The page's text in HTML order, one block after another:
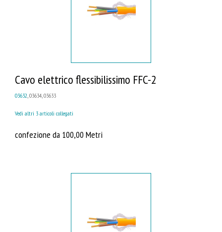
Cavo elettrico flessibilissimo FFC-2
03632, 03634, 03633
Vedi altri 3 articoli collegati
confezione da 100,00 Metri